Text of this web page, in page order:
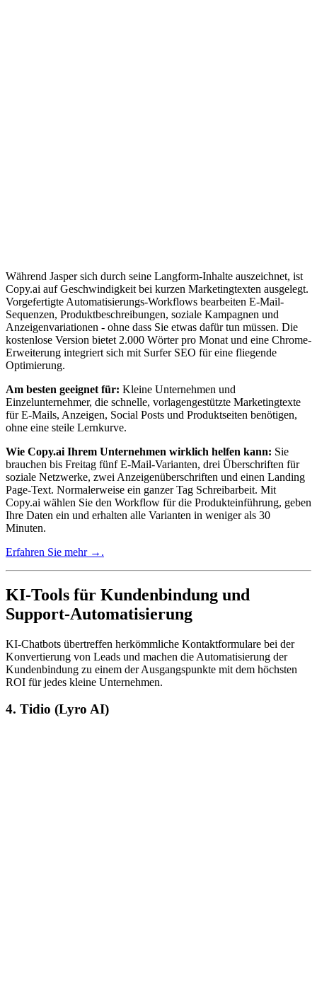
Während Jasper sich durch seine Langform-Inhalte auszeichnet, ist
Copy.ai auf Geschwindigkeit bei kurzen Marketingtexten ausgelegt.
Vorgefertigte Automatisierungs-Workflows bearbeiten E-Mail-
Sequenzen, Produktbeschreibungen, soziale Kampagnen und
Anzeigenvariationen - ohne dass Sie etwas dafür tun müssen. Die
kostenlose Version bietet 2.000 Wörter pro Monat und eine Chrome-
Erweiterung integriert sich mit Surfer SEO für eine fliegende
Optimierung.
Am besten geeignet für: Kleine Unternehmen und
Einzelunternehmer, die schnelle, vorlagengestützte Marketingtexte
für E-Mails, Anzeigen, Social Posts und Produktseiten benötigen,
ohne eine steile Lernkurve.
Wie Copy.ai Ihrem Unternehmen wirklich helfen kann: Sie
brauchen bis Freitag fünf E-Mail-Varianten, drei Überschriften für
soziale Netzwerke, zwei Anzeigenüberschriften und einen Landing
Page-Text. Normalerweise ein ganzer Tag Schreibarbeit. Mit
Copy.ai wählen Sie den Workflow für die Produkteinführung, geben
Ihre Daten ein und erhalten alle Varianten in weniger als 30
Minuten.
Erfahren Sie mehr →.
KI-Tools für Kundenbindung und
Support-Automatisierung
KI-Chatbots übertreffen herkömmliche Kontaktformulare bei der
Konvertierung von Leads und machen die Automatisierung der
Kundenbindung zu einem der Ausgangspunkte mit dem höchsten
ROI für jedes kleine Unternehmen.
4. Tidio (Lyro AI)